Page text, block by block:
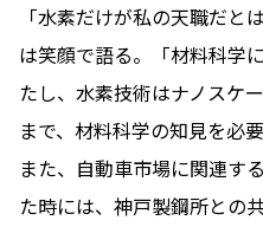
「水素だけが私の天職だ
は笑顔で語る。「材料科学
たし、水素技術はナノスケ
まで、材料科学の知見を必
また、自動車市場に関連す
た時には、神戸製鋼所との